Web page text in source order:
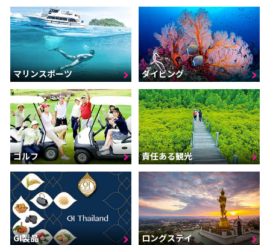
マリンスポーツ ダイビング
ゴルフ 責任ある観光
GI製品 ロングステイ